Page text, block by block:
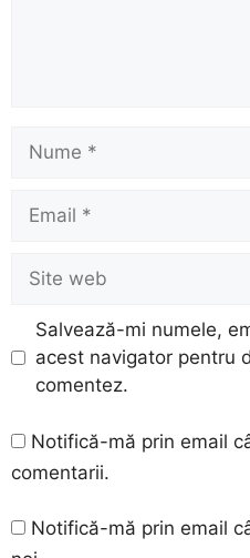
Nume
Email
Site
web
Salvează-mi numele,
acest navigator pentru
comentez.
Notifică-mă prin email
comentarii.
Notifică-mă prin email